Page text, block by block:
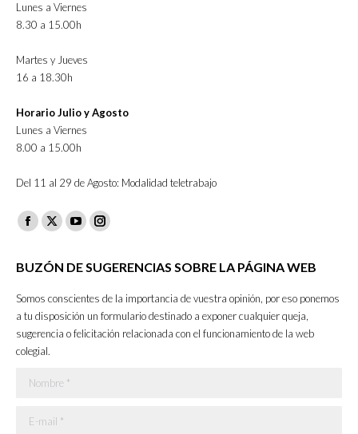
Lunes a Viernes
8.30 a 15.00h
Martes y Jueves
16 a 18.30h
Horario Julio y Agosto
Lunes a Viernes
8.00 a 15.00h
Del 11 al 29 de Agosto: Modalidad teletrabajo
Facebook
opens
new
window
X
opens
new
window
YouTube
opens
new
window
Instagram
opens
in
new
window
BUZÓN DE SUGERENCIAS SOBRE LA PÁGINA WEB
Somos conscientes de la importancia de vuestra opinión, por eso ponemos
a tu disposición un formulario destinado a exponer cualquier queja,
sugerencia o felicitación relacionada con el funcionamiento de la web
colegial.
Nombre *
E-mail *